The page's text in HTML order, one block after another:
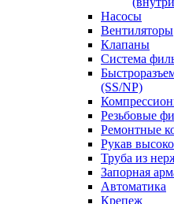
Насосы
Вентиляторы
Клапаны
Система
(SS/NP)
Резьбовые
Ремонтные
Рукав
Труба из
Запорная
Автоматика
Крепеж